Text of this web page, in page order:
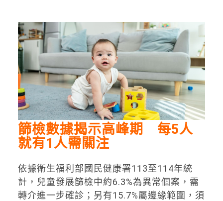
篩檢數據揭示高峰期 每5人
就有1人需關注
依據衛生福利部國民健康署113至114年統
計，兒童發展篩檢中約6.3%為異常個案，需
轉介進一步確診；另有15.7%屬邊緣範圍，須